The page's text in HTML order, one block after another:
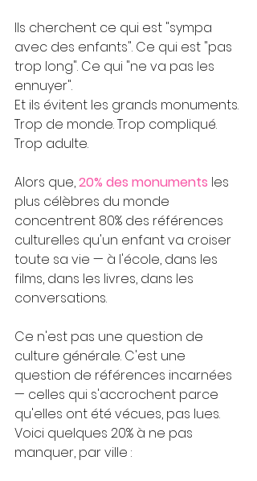
Ils cherchent ce qui est "sympa
avec des enfants". Ce qui est "pas
trop long". Ce qui "ne va pas les
ennuyer".
Et ils évitent les grands monuments.
Trop de monde. Trop compliqué.
Trop adulte.
Alors que, 20% des monuments les
plus célèbres du monde
concentrent 80% des références
culturelles qu'un enfant va croiser
toute sa vie — à l'école, dans les
films, dans les livres, dans les
conversations.
Ce n'est pas une question de
culture générale. C'est une
question de références incarnées
— celles qui s'accrochent parce
qu'elles ont été vécues, pas lues.
Voici quelques 20% à ne pas
manquer, par ville :